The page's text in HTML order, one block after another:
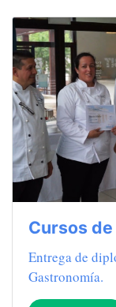
Cursos
Entrega de
Gastronomía.